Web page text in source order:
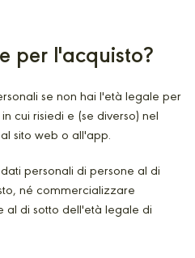
per l'acquisto?
se non hai l'età legale per
cui risiedi e (se diverso) nel
sito web o all'app.
personali di persone al di
né commercializzare
al di sotto dell'età legale di